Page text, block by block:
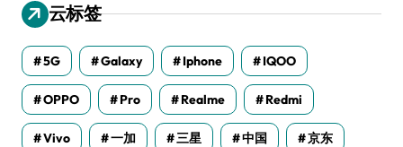
云标签
5G Galaxy Iphone IQOO
OPPO Pro Realme Redmi
Vivo 一加 三星 中国 京东